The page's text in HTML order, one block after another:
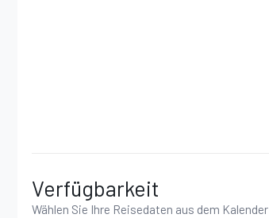
Verfügbarkeit
Wählen Sie Ihre Reisedaten aus dem Kalender